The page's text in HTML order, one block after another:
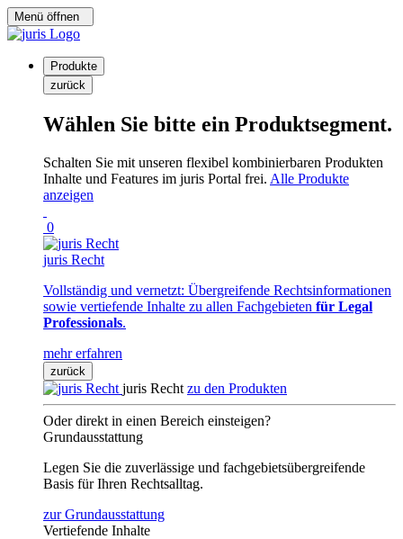
Menü öffnen
Produkte
zurück
Wählen Sie bitte ein Produktsegment.
Schalten Sie mit unseren flexibel kombinierbaren Produkten
Inhalte und Features im juris Portal frei. Alle Produkte
anzeigen
0
juris Recht
Vollständig und vernetzt: Übergreifende Rechtsinformationen
sowie vertiefende Inhalte zu allen Fachgebieten für Legal
Professionals.
mehr erfahren
zurück
juris Recht zu den Produkten
Oder direkt in einen Bereich einsteigen?
Grundausstattung
Legen Sie die zuverlässige und fachgebietsübergreifende
Basis für Ihren Rechtsalltag.
zur Grundausstattung
Vertiefende Inhalte